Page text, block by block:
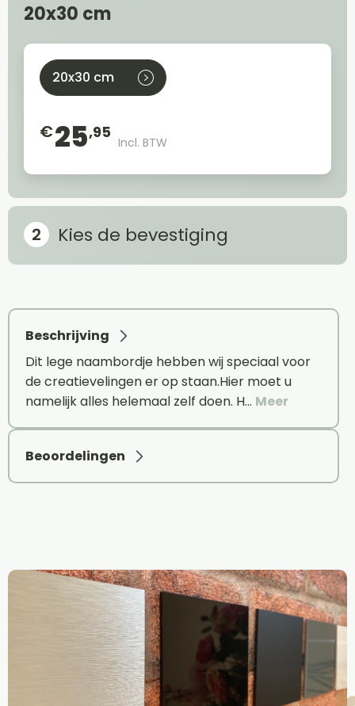
20x30 cm
20x30 cm
€25,95
Incl. BTW
Kies de bevestiging
Beschrijving
Dit lege naambordje hebben wij speciaal voor
de creatievelingen er op staan.Hier moet u
namelijk alles helemaal zelf doen. H… Meer
Beoordelingen